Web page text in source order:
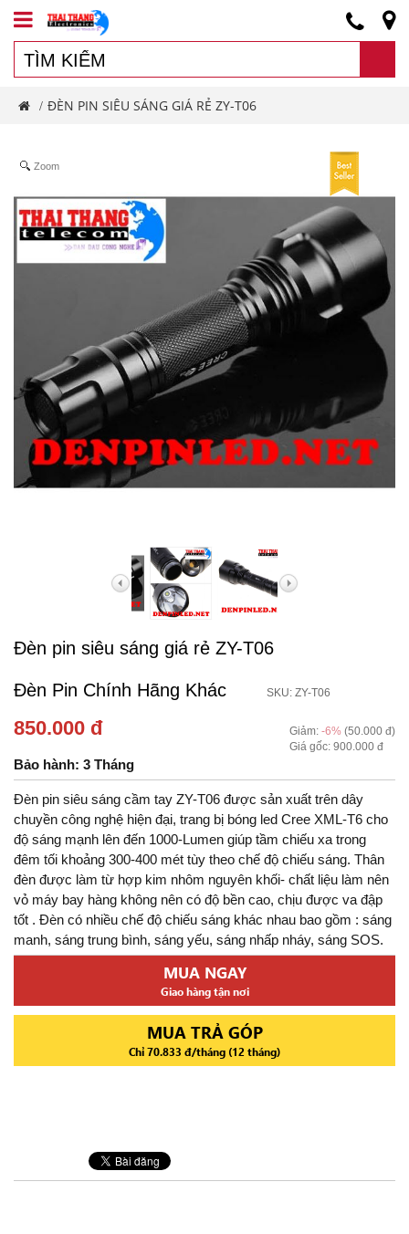
/ ĐÈN PIN SIÊU SÁNG GIÁ RẺ ZY-T06
Zoom
Đèn pin siêu sáng giá rẻ ZY-T06
Đèn Pin Chính Hãng Khác SKU: ZY-T06
850.000 đ Giảm: -6% (50.000 đ)
Giá gốc: 900.000 đ
Bảo hành: 3 Tháng
Đèn pin siêu sáng cầm tay ZY-T06 được sản xuất trên dây
chuyền công nghệ hiện đại, trang bị bóng led Cree XML-T6 cho
độ sáng mạnh lên đến 1000-Lumen giúp tầm chiếu xa trong
đêm tối khoảng 300-400 mét tùy theo chế độ chiếu sáng. Thân
đèn được làm từ hợp kim nhôm nguyên khối- chất liệu làm nên
vỏ máy bay hàng không nên có độ bền cao, chịu được va đập
tốt . Đèn có nhiều chế độ chiếu sáng khác nhau bao gồm : sáng
manh, sáng trung bình, sáng yếu, sáng nhấp nháy, sáng SOS.
MUA NGAY
Giao hàng tận nơi
MUA TRẢ GÓP
Chỉ 70.833 đ/tháng (12 tháng)